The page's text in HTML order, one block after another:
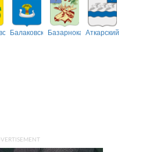
БалаковскийБазарнокарабулакский
Аткарский